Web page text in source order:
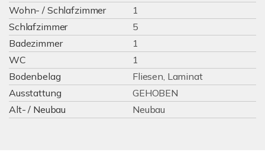
Wohn- / Schlafzimmer
1
Schlafzimmer
5
Badezimmer
1
WC
1
Bodenbelag
Fliesen, Laminat
Ausstattung
GEHOBEN
Alt- / Neubau
Neubau